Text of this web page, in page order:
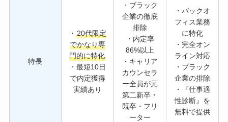
特長
・ 20代限定
でかなり専
門的に特化
・最短10日
で内定獲得
実績あり
・ブラック
企業の徹底
排除
・内定率
86%以上
・キャリア
カウンセラ
ー全員が元
第二新卒・
既卒・フリ
ーター
・バックオ
フィス業務
に特化
・完全オン
ライン対応
・ブラック
企業の排除
・『仕事適
性診断』を
無料で提供